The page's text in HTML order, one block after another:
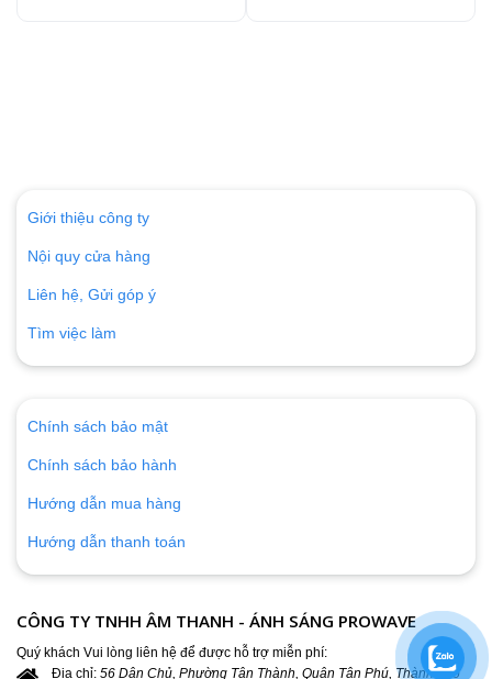
Giới thiệu công ty
Nội quy cửa hàng
Liên hệ, Gửi góp ý
Tìm việc làm
Chính sách bảo mật
Chính sách bảo hành
Hướng dẫn mua hàng
Hướng dẫn thanh toán
CÔNG TY TNHH ÂM THANH - ÁNH SÁNG PROWAVE
Quý khách Vui lòng liên hệ để được hỗ trợ miễn phí:
Địa chỉ: 56 Dân Chủ, Phường Tân Thành, Quận Tân Phú, Thành phố